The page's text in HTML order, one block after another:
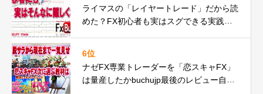
ライマスの「レイヤートレード」だから読
めた？FX初心者も実はスグできる実践動
6位
ナゼFX専業トレーダーを「恋スキャFX」
は量産したかbuchujp最後のレビュー自分